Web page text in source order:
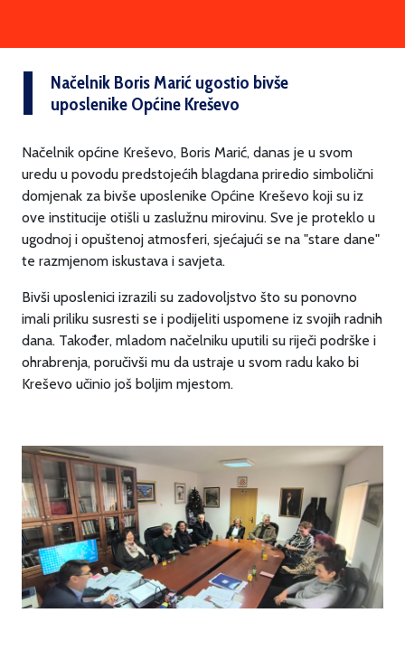
Načelnik Boris Marić ugostio bivše
uposlenike Općine Kreševo
Načelnik općine Kreševo, Boris Marić, danas je u svom
uredu u povodu predstojećih blagdana priredio simbolični
domjenak za bivše uposlenike Općine Kreševo koji su iz
ove institucije otišli u zaslužnu mirovinu. Sve je proteklo u
ugodnoj i opuštenoj atmosferi, sjećajući se na "stare dane"
te razmjenom iskustava i savjeta.
Bivši uposlenici izrazili su zadovoljstvo što su ponovno
imali priliku susresti se i podijeliti uspomene iz svojih radnih
dana. Također, mladom načelniku uputili su riječi podrške i
ohrabrenja, poručivši mu da ustraje u svom radu kako bi
Kreševo učinio još boljim mjestom.